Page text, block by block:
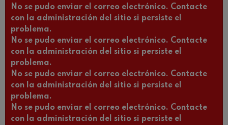
No se pudo enviar el correo electrónico. Contacte
con la administración del sitio si persiste el
problema.
No se pudo enviar el correo electrónico. Contacte
con la administración del sitio si persiste el
problema.
No se pudo enviar el correo electrónico. Contacte
con la administración del sitio si persiste el
problema.
No se pudo enviar el correo electrónico. Contacte
con la administración del sitio si persiste el